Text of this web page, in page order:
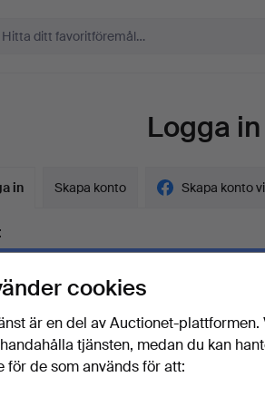
Logga in
in Skapa konto Skapa konto
cookies
är en del av Auctionet-
tjänsten, medan du kan
för de som används för att: